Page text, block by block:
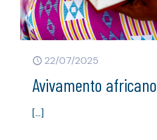
22/07/2025
Avivamento africano
[…]